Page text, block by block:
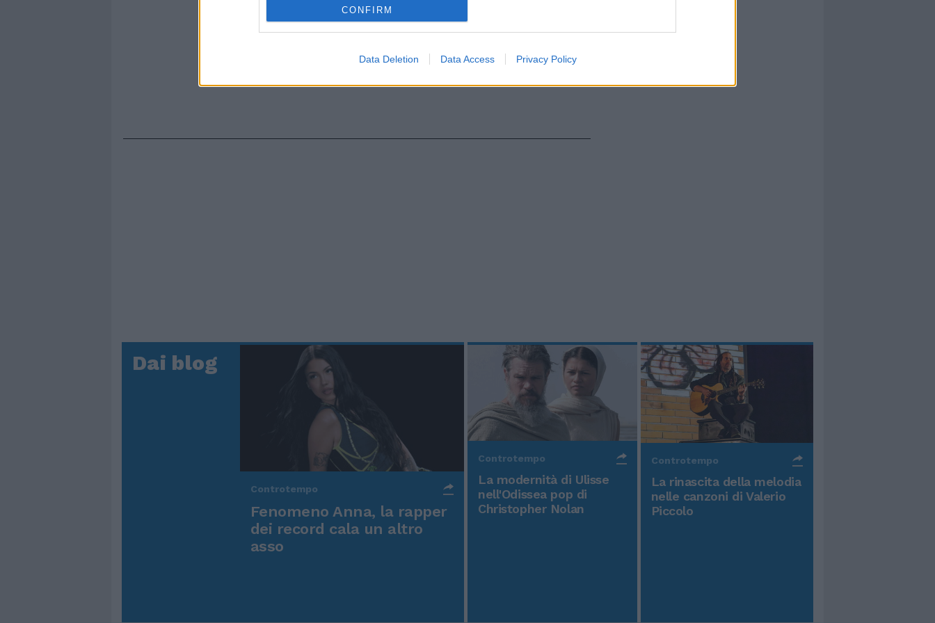
CONFIRM
Data Deletion Data Access Privacy Policy
Dai blog
Controtempo
Fenomeno Anna, la rapper
dei record cala un altro
asso
Controtempo
La modernità di Ulisse
nell'Odissea pop di
Christopher Nolan
Controtempo
La rinascita della melodia
nelle canzoni di Valerio
Piccolo